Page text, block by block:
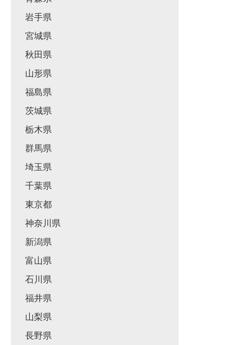
岩手県
宮城県
秋田県
山形県
福島県
茨城県
栃木県
群馬県
埼玉県
千葉県
東京都
神奈川県
新潟県
富山県
石川県
福井県
山梨県
長野県